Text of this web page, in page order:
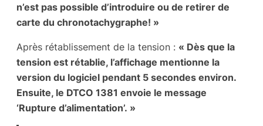
n’est pas possible d’introduire ou de retirer de
carte du chronotachygraphe! »
Après rétablissement de la tension : « Dès que la
tension est rétablie, l’affichage mentionne la
version du logiciel pendant 5 secondes environ.
Ensuite, le DTCO 1381 envoie le message
‘Rupture d’alimentation’. »